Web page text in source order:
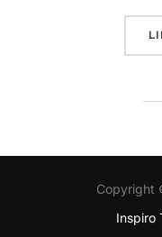
Copyright
Inspiro